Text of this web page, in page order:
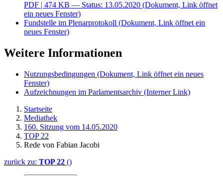
PDF | 474 KB — Status: 13.05.2020 (Dokument, Link öffnet
ein neues Fenster)
Fundstelle im Plenarprotokoll (Dokument, Link öffnet ein
neues Fenster)
Weitere Informationen
Nutzungsbedingungen (Dokument, Link öffnet ein neues
Fenster)
Aufzeichnungen im Parlamentsarchiv (Interner Link)
Startseite
Mediathek
160. Sitzung vom 14.05.2020
TOP 22
Rede von Fabian Jacobi
zurück zu: TOP 22 ()